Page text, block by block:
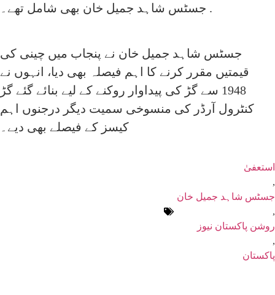
جسٹس شاہد جمیل خان بھی شامل تھے۔ .
جسٹس شاہد جمیل خان نے پنجاب میں چینی کی
قیمتیں مقرر کرنے کا اہم فیصلہ بھی دیا، انہوں نے
1948 سے گڑ کی پیداوار روکنے کے لیے بنائے گئے گڑ
کنٹرول آرڈر کی منسوخی سمیت دیگر درجنوں اہم
کیسز کے فیصلے بھی دیے۔
استعفیٰ
,
جسٹس شاہد جمیل خان
,
روشن پاکستان نیوز
,
پاکستان